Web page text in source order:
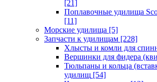
[21]
Поплавочные удилища
[11]
Морские удилища [5]
Запчасти к удилищам [228]
Хлысты и комли для
Вершинки для фидера
Тюльпаны и кольца
удилищ [54]